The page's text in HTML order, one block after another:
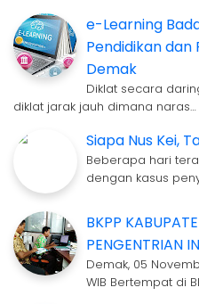
e-Learning
Pendidikan
Demak
Diklat secara
diklat jarak jauh dimana naras…
Siapa Nus Kei,
Beberapa hari
dengan kasus
BKPP
PENGENTRIAN
Demak, 05
WIB Bertempat di